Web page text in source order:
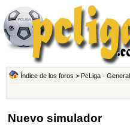
Índice de los foros > PcLiga - General
Nuevo simulador